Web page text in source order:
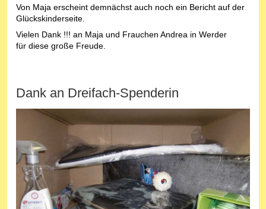
Von Maja erscheint demnächst auch noch ein Bericht auf der
Glückskinderseite.
Vielen Dank !!! an Maja und Frauchen Andrea in Werder
für diese große Freude.
Dank an Dreifach-Spenderin